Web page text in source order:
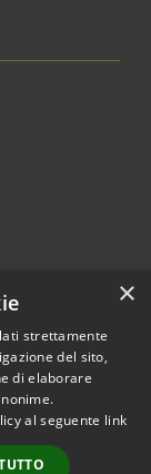
2026 • Città di
• Powered by
Accesso
×
strettamente
del sito,
di elaborare
al seguente link